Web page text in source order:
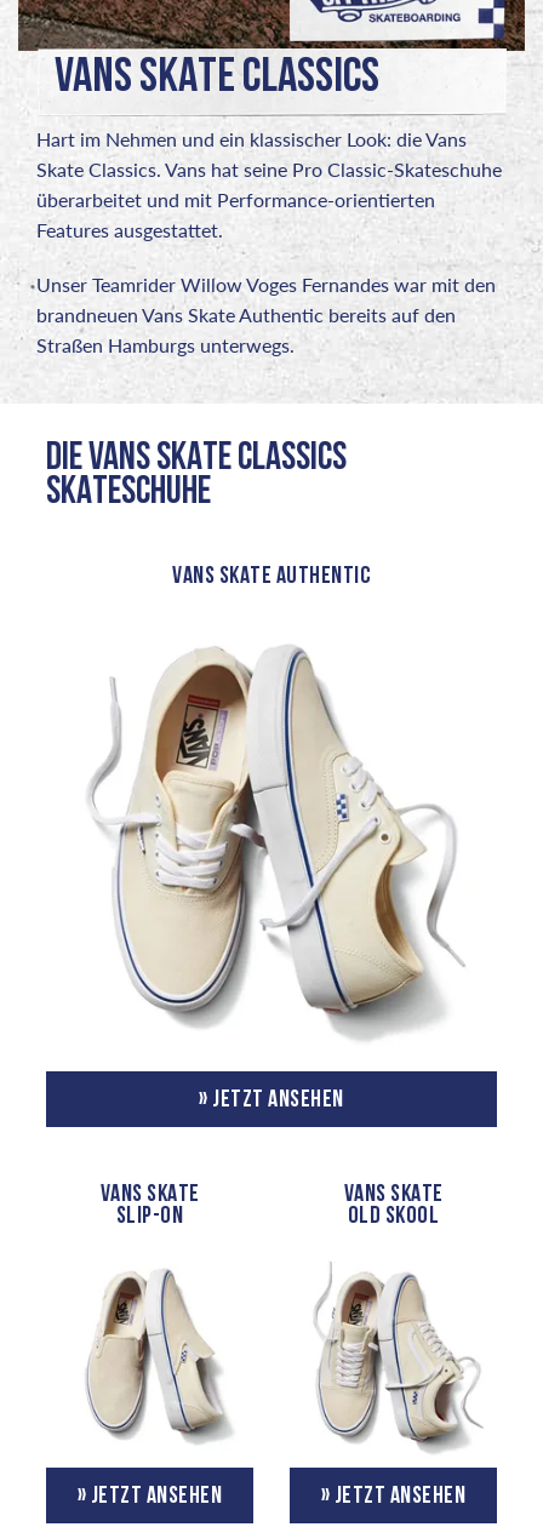
VANS SKATE CLASSICS
Hart im Nehmen und ein klassischer Look: die Vans
Skate Classics. Vans hat seine Pro Classic-Skateschuhe
überarbeitet und mit Performance-orientierten
Features ausgestattet.
Unser Teamrider Willow Voges Fernandes war mit den
brandneuen Vans Skate Authentic bereits auf den
Straßen Hamburgs unterwegs.
DIE VANS SKATE CLASSICS
SKATESCHUHE
VANS SKATE AUTHENTIC
» JETZT ANSEHEN
VANS SKATE
SLIP-ON
» JETZT ANSEHEN
VANS SKATE
OLD SKOOL
» JETZT ANSEHEN